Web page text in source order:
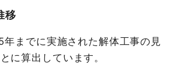
移
までに実施された解体工事の見
に算出しています。